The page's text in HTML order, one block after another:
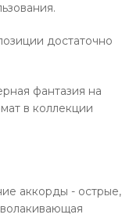
достаточно
фантазия на
в коллекции
аккорды - острые,